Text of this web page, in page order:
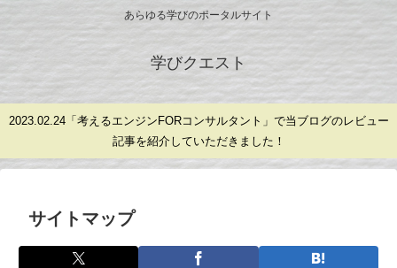
あらゆる学びのポータルサイト
学びクエスト
2023.02.24「考えるエンジンFORコンサルタント」で当ブログのレビュー
記事を紹介していただきました！
サイトマップ